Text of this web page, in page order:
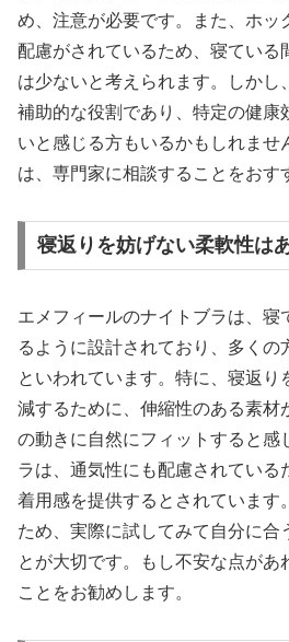
め、注意が必要です。また、ホッ
配慮がされているため、寝ている
は少ないと考えられます。しかし
補助的な役割であり、特定の健康
いと感じる方もいるかもしれませ
は、専門家に相談することをおす
寝返りを妨げない柔軟性は
エメフィールのナイトブラは、寝
るように設計されており、多くの
といわれています。特に、寝返り
減するために、伸縮性のある素材
の動きに自然にフィットすると感
ラは、通気性にも配慮されている
着用感を提供するとされています
ため、実際に試してみて自分に合
とが大切です。もし不安な点があ
ことをお勧めします。